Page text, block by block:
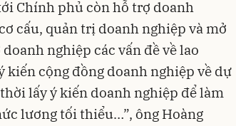
Chính phủ còn hỗ trợ doanh
cấu, quản trị doanh nghiệp và mở
nghiệp các vấn đề về lao
kiến cộng đồng doanh nghiệp về dự
lấy ý kiến doanh nghiệp để làm
lương tối thiểu…”, ông Hoàng